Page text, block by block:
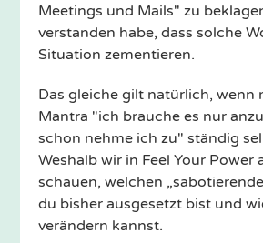
Meetings und Mails" zu
verstanden habe, dass solche
Situation zementieren.
Das gleiche gilt natürlich, wenn
Mantra "ich brauche es nur
schon nehme ich zu" ständig
Weshalb wir in Feel Your Power
schauen, welchen
du bisher ausgesetzt bist und
verändern kannst.